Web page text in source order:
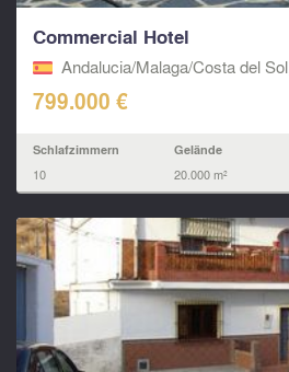
Commercial Hotel
Andalucia/Malaga/Costa del
799.000 €
Schlafzimmern
10
Gelände
20.000 m²